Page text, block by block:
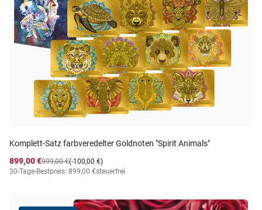
Komplett-Satz farbveredelter Goldnoten "Spirit Animals"
899,00 €
(-100,00 €)
999,00 €
30-Tage-Bestpreis: 899,00 €steuerfrei